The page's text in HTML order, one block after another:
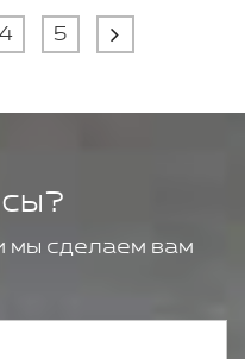
4 5
мы сделаем вам